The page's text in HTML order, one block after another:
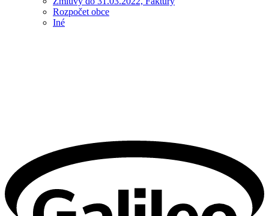
Rozpočet obce
Iné